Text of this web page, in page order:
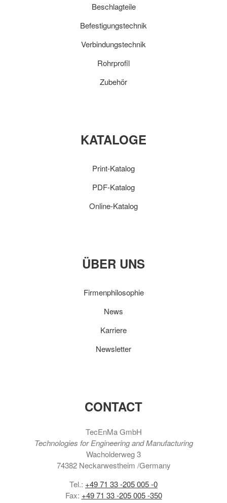
Beschlagteile
Befestigungstechnik
Verbindungstechnik
Rohrprofil
Zubehör
KATALOGE
Print-Katalog
PDF-Katalog
Online-Katalog
ÜBER UNS
Firmenphilosophie
News
Karriere
Newsletter
CONTACT
TecEnMa GmbH
Technologies for Engineering and Manufacturing
Wacholderweg 3
74382 Neckarwestheim /Germany
Tel.: +49 71 33 -205 005 -0
Fax: +49 71 33 -205 005 -350